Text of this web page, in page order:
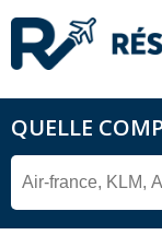
QUELLE